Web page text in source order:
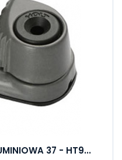
37 - HT9...